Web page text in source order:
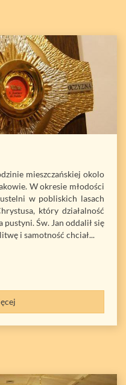
mieszczańskiej okolo
W okresie młodości
w pobliskich lasach
który działalność
Św. Jan oddalił się
i samotność chciał...